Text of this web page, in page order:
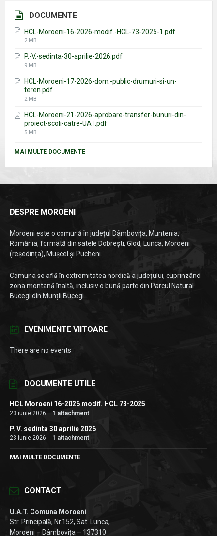
DOCUMENTE
HCL-Moroeni-16-2026-modif.-HCL-73-2025-1.pdf
File
2 MB
P.-V.-sedinta-30-aprilie-2026.pdf
File
9 MB
HCL-Moroeni-17-2026-dom.-public-drumuri-si-un-
teren.pdf
File
2 MB
HCL-Moroeni-21-2026-aprobare-transfer-bunuri-din-
proiect-scoli-catre-UAT.pdf
File
5 MB
MAI MULTE DOCUMENTE
DESPRE MOROENI
Moroeni este o comună în județul Dâmbovița, Muntenia,
România, formată din satele Dobrești, Glod, Lunca, Moroeni
(reședința), Mușcel și Pucheni.
Comuna se află în extremitatea nordică a județului, cuprinzând
zona montană înaltă, inclusiv o bună parte din Parcul Natural
Bucegi din Munții Bucegi.
EVENIMENTE VIITOARE
There are no events
DOCUMENTE UTILE
HCL Moroeni 16-2026 modif. HCL 73-2025
23 iunie 2026 1 attachment
P. V. sedinta 30 aprilie 2026
23 iunie 2026 1 attachment
MAI MULTE DOCUMENTE
CONTACT
U.A.T. Comuna Moroeni
Str. Principală, Nr.152, Sat. Lunca,
Moroeni – Dâmbovița – 137310